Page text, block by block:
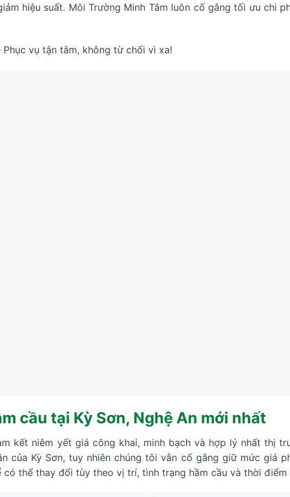
hiệu suất. Môi Trường Minh Tâm luôn cố gắng tối ưu chi
Phục vụ tận tâm, không từ chối vì xa!
cầu tại Kỳ Sơn, Nghệ An mới nhất
kết niêm yết giá công khai, minh bạch và hợp lý nhất thị
của Kỳ Sơn, tuy nhiên chúng tôi vẫn cố gắng giữ mức giá
có thể thay đổi tùy theo vị trí, tình trạng hầm cầu và thời điểm